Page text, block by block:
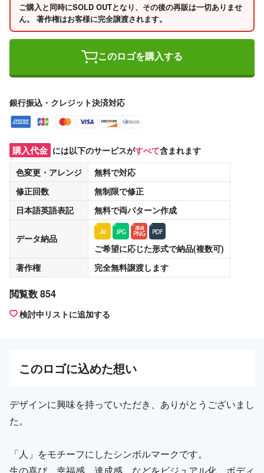
ご購入と同時にSOLD OUTとなり、その後の再販は一切ありませ
ん。 著作権はお客様に完全譲渡されます。
このロゴを購入する
銀行振込・クレジット決済対応
購入代金 には以下のサービスがすべて含まれます
色変更・アレンジ
無料で対応
修正回数
無制限で修正
日本語英語表記
無料で両パターン作成
データ納品
ご希望に応じた形式で納品(複数可)
著作権
完全無料譲渡します
閲覧数 854
検討中リストに追加する
このロゴに込めた想い
デザインに興味を持っていただき、ありがとうございまし
た。
「人」をモチーフにしたシンボルマークです。
生の喜び、幸福感、達成感、などをビジュアル化。ボディ